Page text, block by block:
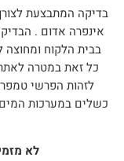
בדיקה המתבצעת
אינפרה אדום .
בבית הלקוח ומחוצה
כל זאת במטרה
לזהות הפרשי
כשלים במערכות
לא